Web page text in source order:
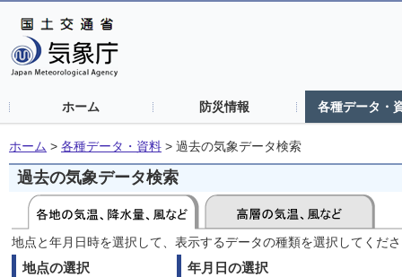
ホーム 防災情報 各種データ・
ホーム > 各種データ・資料 > 過去の気象データ検索
過去の気象データ検索
地点と年月日時を選択して、表示するデータの種類を選択してくだ
地点の選択 年月日の選択